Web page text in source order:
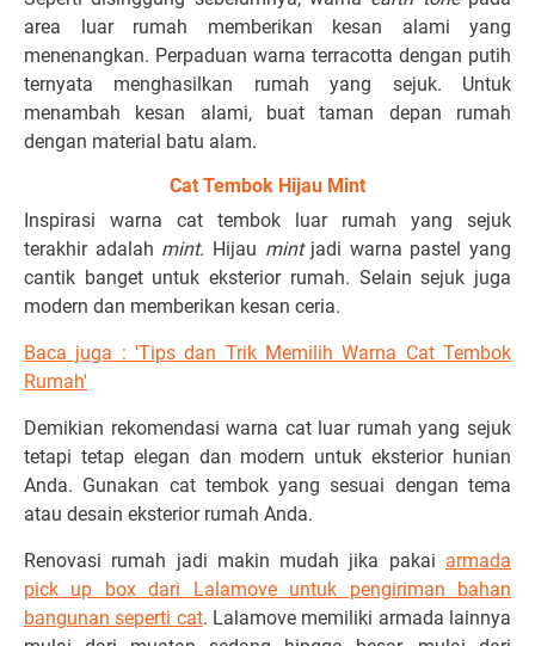
area luar rumah memberikan kesan alami yang
menenangkan. Perpaduan warna terracotta dengan putih
ternyata menghasilkan rumah yang sejuk. Untuk
menambah kesan alami, buat taman depan rumah
dengan material batu alam.
Cat Tembok Hijau Mint
Inspirasi warna cat tembok luar rumah yang sejuk
terakhir adalah mint. Hijau mint jadi warna pastel yang
cantik banget untuk eksterior rumah. Selain sejuk juga
modern dan memberikan kesan ceria.
Baca juga : 'Tips dan Trik Memilih Warna Cat Tembok
Rumah'
Demikian rekomendasi warna cat luar rumah yang sejuk
tetapi tetap elegan dan modern untuk eksterior hunian
Anda. Gunakan cat tembok yang sesuai dengan tema
atau desain eksterior rumah Anda.
Renovasi rumah jadi makin mudah jika pakai armada
pick up box dari Lalamove untuk pengiriman bahan
bangunan seperti cat. Lalamove memiliki armada lainnya